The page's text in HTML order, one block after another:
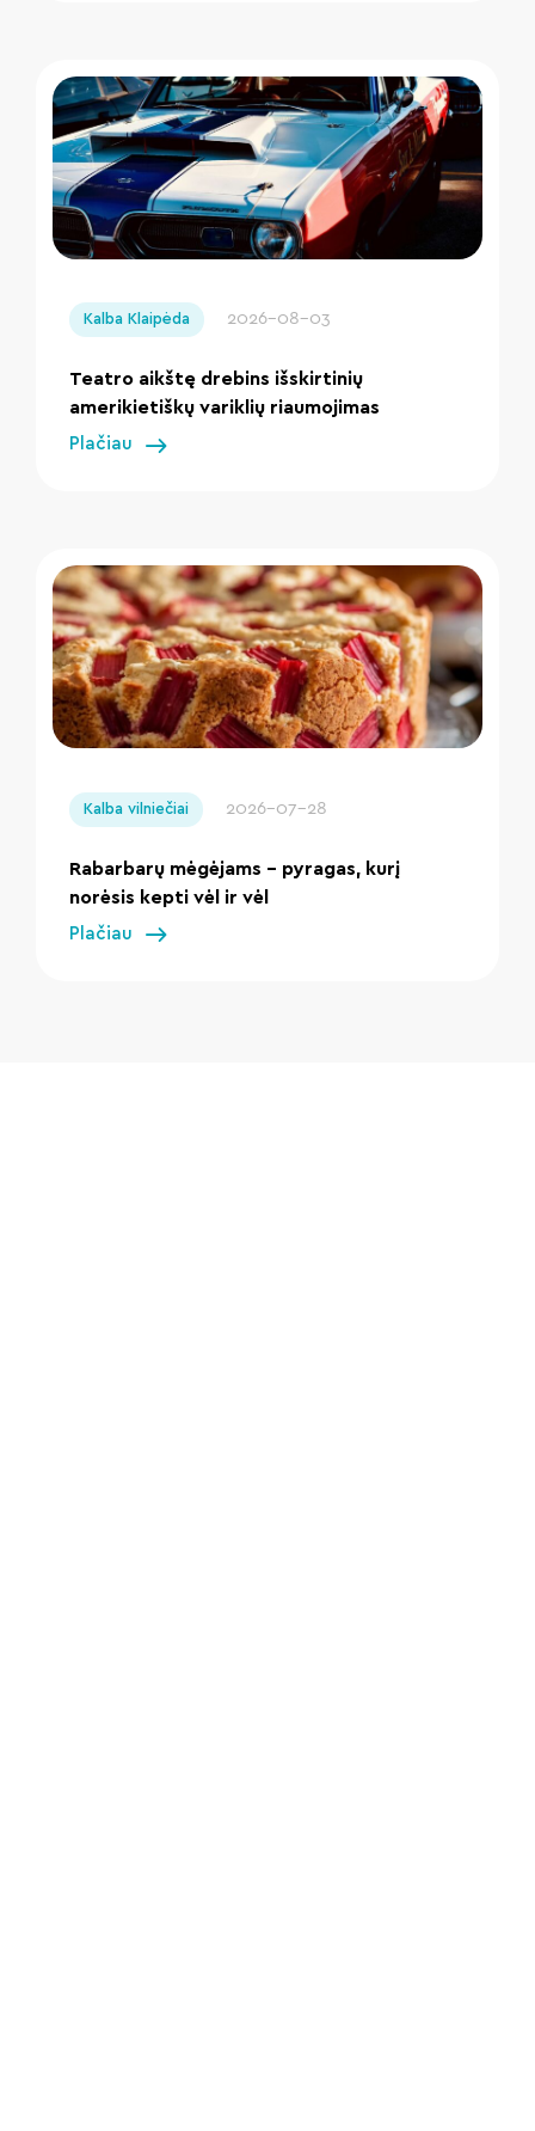
Kalba Klaipėda 2026-08-03
Teatro aikštę drebins išskirtinių
amerikietiškų variklių riaumojimas
Plačiau
Kalba vilniečiai 2026-07-28
Rabarbarų mėgėjams – pyragas, kurį
norėsis kepti vėl ir vėl
Plačiau